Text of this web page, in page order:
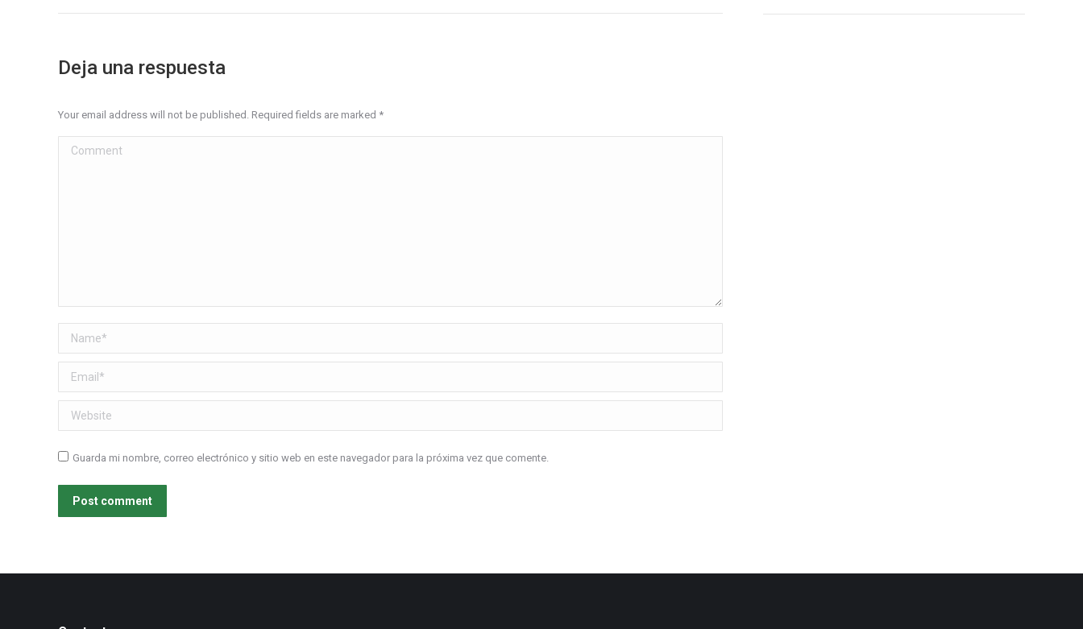
Deja una respuesta
Your email address will not be published. Required fields are marked *
Comment
Name *
Email *
Website
Guarda mi nombre, correo electrónico y sitio web en este navegador para la próxima vez que comente.
Post comment